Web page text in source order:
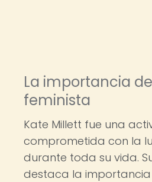
La importancia
feminista
Kate Millett fue una
comprometida con la
durante toda su vida.
destaca la